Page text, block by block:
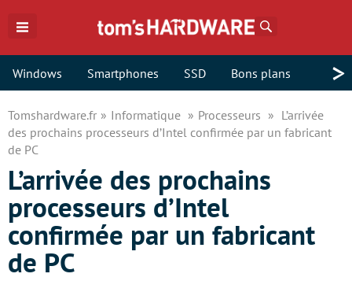
Windows Smartphones SSD Bons plans >
Tomshardware.fr Informatique Processeurs
L’arrivée
des prochains processeurs d’Intel confirmée par un fabricant
de PC
L’arrivée des prochains
processeurs d’Intel
confirmée par un fabricant
de PC